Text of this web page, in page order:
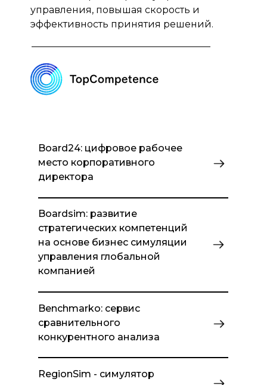
Board24: цифровое рабочее
место корпоративного
директора
Boardsim: развитие
стратегических компетенций
на основе бизнес симуляции
управления глобальной
компанией
Benchmarko: сервис
сравнительного
конкурентного анализа
RegionSim - симулятор
управления, повышая скорость и
эффективность принятия решений.